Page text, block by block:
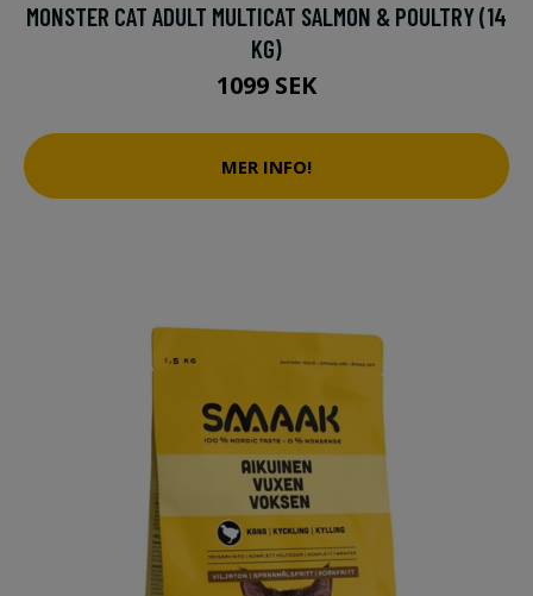
MONSTER CAT ADULT MULTICAT SALMON & POULTRY (14
KG)
1099 SEK
MER INFO!